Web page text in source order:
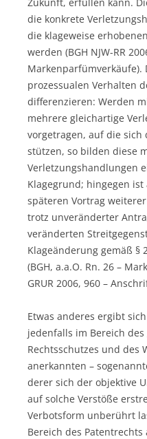
die konkrete
die klageweise
werden (BGH NJW-RR
Markenparfümverkäufe).
prozessualen Verhalten
differenzieren: Werden
mehrere gleichartige
vorgetragen, auf die sich
stützen, so bilden diese
Verletzungshandlungen
Klagegrund; hingegen
späteren Vortrag
trotz unveränderter
veränderten
Klageänderung gemäß §
(BGH, a.a.O. Rn. 26 –
GRUR 2006, 960 –
Etwas anderes ergibt
jedenfalls im Bereich
Rechtsschutzes und des
anerkannten –
derer sich der objektive
auf solche Verstöße
Verbotsform unberührt
Bereich des